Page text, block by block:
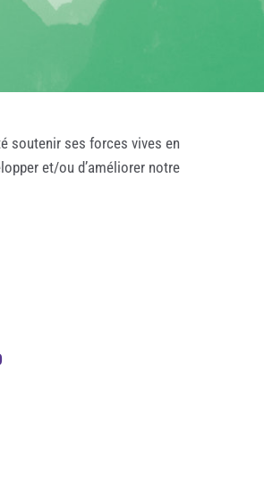
soutenir ses forces vives en
et/ou d’améliorer notre